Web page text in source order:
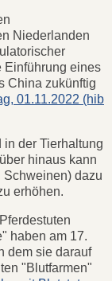
Niederlanden
Einführung eines
China zukünftig
01.11.2022 (hib
in der Tierhaltung
hinaus kann
Schweinen) dazu
erhöhen.
haben am 17.
dem sie darauf
"Blutfarmen"